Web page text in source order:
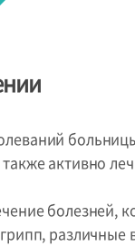
активно
болезней,